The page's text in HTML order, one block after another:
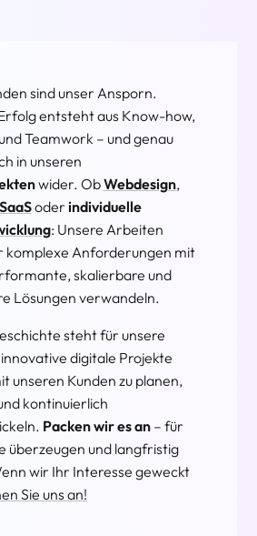
sind unser Ansporn.
entsteht aus Know-how,
Teamwork – und genau
in unseren
wider. ObWebdesign,
SaaSoder individuelle
: Unsere Arbeiten
komplexe Anforderungen mit
skalierbare und
Lösungen verwandeln.
steht für unsere
digitale Projekte
unseren Kunden zu planen,
kontinuierlich
Packen wir es an– für
überzeugen und langfristig
wir Ihr Interesse geweckt
Sie uns an!